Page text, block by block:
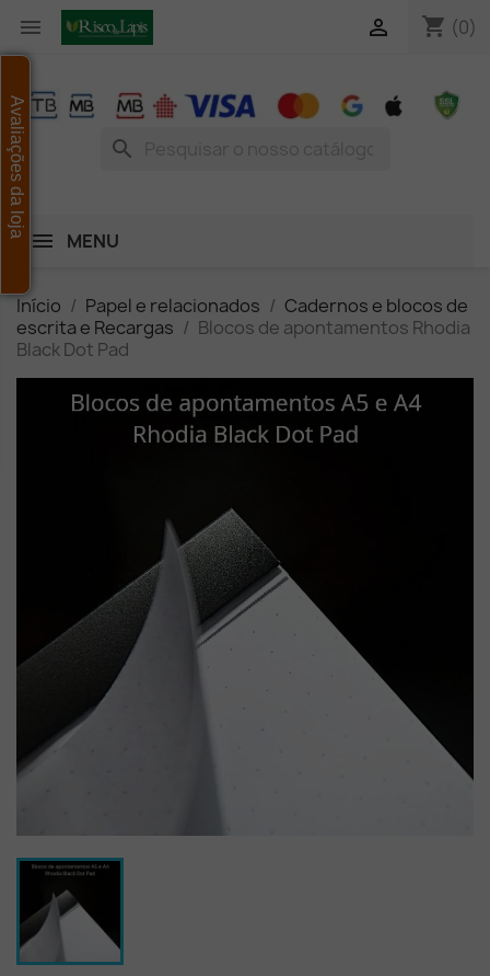
 shopping_cart (0)

search
MENU
Início Papel e relacionados
Cadernos e blocos de
escrita e Recargas
Blocos de apontamentos Rhodia
Black Dot Pad
Avaliações da loja